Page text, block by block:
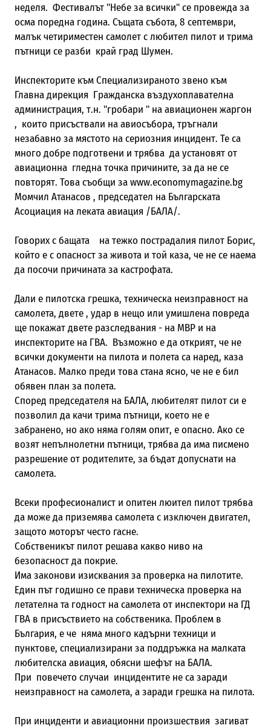
неделя. Фестивалът "Небе за всички" се провежда за
осма поредна година. Същата събота, 8 септември,
малък четириместен самолет с любител пилот и трима
пътници се разби край град Шумен.
Инспекторите към Специализираното звено към
Главна дирекция Гражданска въздухоплавателна
администрация, т.н. "гробари " на авиационен жаргон
, които присъствали на авиосъбора, тръгнали
незабавно за мястото на сериозния инцидент. Те са
много добре подготвени и трябва да установят от
авиационна гледна точка причините, за да не се
повторят. Това съобщи за www.economymagazine.bg
Момчил Атанасов , председател на Българската
Асоциация на леката авиация /БАЛА/.
Говорих с бащата на тежко пострадалия пилот Борис,
който е с опасност за живота и той каза, че не се наема
да посочи причината за кастрофата.
Дали е пилотска грешка, техническа неизправност на
самолета, двете , удар в нещо или умишлена повреда
ще покажат двете разследвания - на МВР и на
инспекторите на ГВА. Възможно е да открият, че не
всички документи на пилота и полета са наред, каза
Атанасов. Малко преди това стана ясно, че не е бил
обявен план за полета.
Според председателя на БАЛА, любителят пилот си е
позволил да качи трима пътници, което не е
забранено, но ако няма голям опит, е опасно. Ако се
возят непълнолетни пътници, трябва да има писмено
разрешение от родителите, за бъдат допуснати на
самолета.
Всеки професионалист и опитен люител пилот трябва
да може да приземява самолета с изключен двигател,
защото моторът често гасне.
Собственикът пилот решава какво ниво на
безопасност да покрие.
Има законови изисквания за проверка на пилотите.
Един път годишно се прави техническа проверка на
летателна та годност на самолета от инспектори на ГД
ГВА в присъствието на собственика. Проблем в
България, е че няма много кадърни техници и
пунктове, специализирани за поддръжка на малката
любителска авиация, обясни шефът на БАЛА.
При повечето случаи инцидентите не са заради
неизправност на самолета, а заради грешка на пилота.
При инциденти и авиационни произшествия загиват